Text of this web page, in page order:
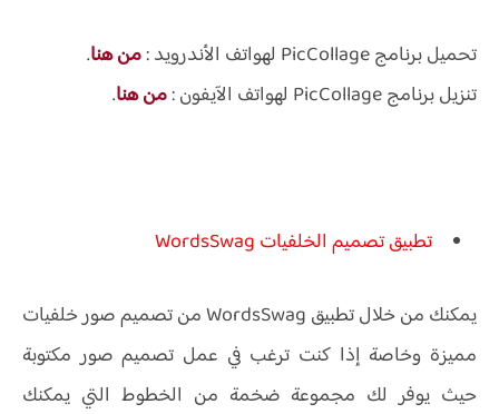
تحميل برنامج PicCollage لهواتف الأندرويد : من هنا.
تنزيل برنامج PicCollage لهواتف الآيفون :
من هنا.
تطبيق تصميم الخلفيات WordsSwag
يمكنك من خلال تطبيق WordsSwag من تصميم صور خلفيات
مميزة وخاصة إذا كنت ترغب في عمل تصميم صور مكتوبة
حيث يوفر لك مجموعة ضخمة من الخطوط التي يمكنك